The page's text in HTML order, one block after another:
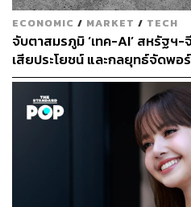
ABOUT
ลัลน์ลลิต
Content
ECONOMIC / MARKET / TECH
จับตาสมรภูมิ ‘เทค-AI’ สหรัฐฯ-
เสียประโยชน์ และกลยุทธ์จัดพ
5 ปีข้างหน้า